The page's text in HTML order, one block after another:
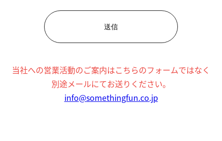
お客様からお預かりした個人情報は、弊社のプライバシ
ーポリシーに従って管理いたします。
お客様の個人情報とは、お名前、郵便番号、住所、電話
番号、生年月日、メールアドレス、クレジットカード情
お客様の個人情報は、弊社の管理するWEBサイトや広告
からのお問い合わせ時、弊社のサービスをご利用いただ
いた際に取得いたします。
【2】 個人情報の利用方法に関して
当社への営業活動のご案内はこちらのフォームではなく
別途メールにてお送りください。
info@somethingfun.co.jp